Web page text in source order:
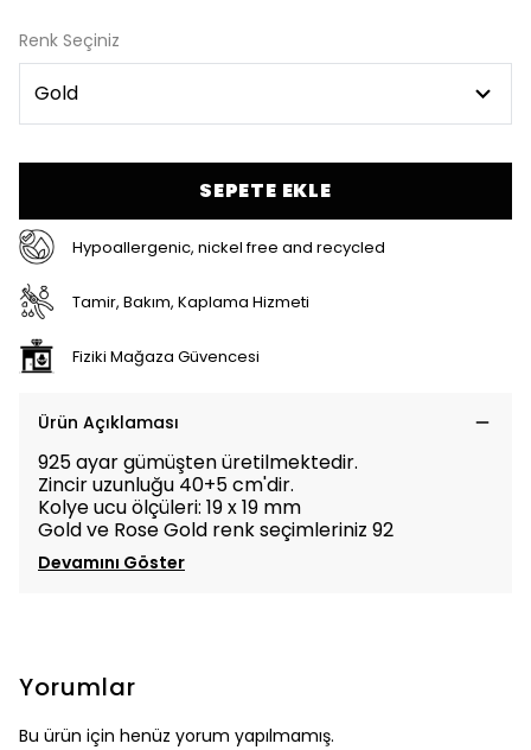
Renk Seçiniz
SEPETE EKLE
Hypoallergenic, nickel free and recycled
Tamir, Bakım, Kaplama Hizmeti
Fiziki Mağaza Güvencesi
Ürün Açıklaması
925 ayar gümüşten üretilmektedir.
Zincir uzunluğu 40+5 cm'dir.
Kolye ucu ölçüleri: 19x 19 mm
Gold ve Rose Gold renk seçimleriniz 92
Devamını Göster
Yorumlar
Bu ürün için henüz yorum yapılmamış.